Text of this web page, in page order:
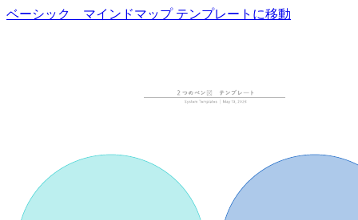
ベーシック マインドマップ テンプレートに移動